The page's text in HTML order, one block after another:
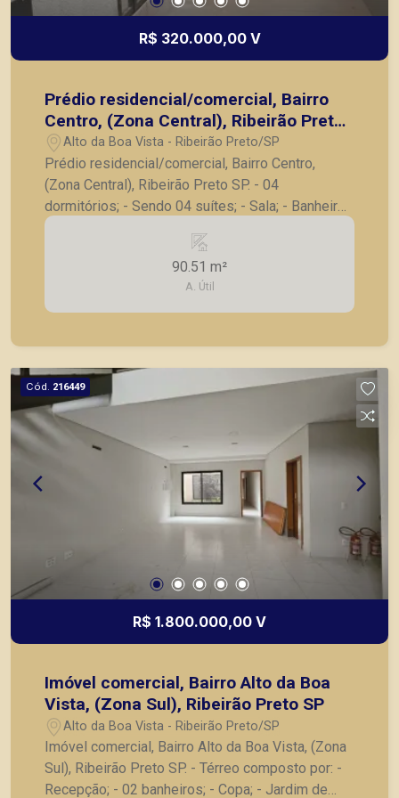
R$ 320.000,00 V
Prédio residencial/comercial, Bairro
Centro, (Zona Central), Ribeirão Preto
SP.Alto da Boa Vista - Ribeirão Preto/SP
Prédio residencial/comercial, Bairro Centro,
(Zona Central), Ribeirão Preto SP. - 04
dormitórios; - Sendo 04 suítes; - Sala; - Banheiro;
- 02 vagas de garagem. A Piramid tem como
objetivo atender seus clientes com agilidade e
segurança, em locação, vendas de imóveis
prontos, usados ou mesmo nos principais
lançamentos da cidade de Ribeirão Preto.
90.51 m²
A. Útil
Cód. 216449
R$ 1.800.000,00 V
Imóvel comercial, Bairro Alto da Boa
Vista, (Zona Sul), Ribeirão Preto SP
Alto da Boa Vista - Ribeirão Preto/SP
Imóvel comercial, Bairro Alto da Boa Vista, (Zona
Sul), Ribeirão Preto SP. - Térreo composto por: -
Recepção; - 02 banheiros; - Copa; - Jardim de